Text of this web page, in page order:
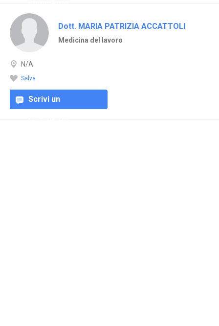
commento
Dott. MARIA PATRIZIA ACCATTOLI
Medicina del lavoro
N/A
Salva
Scrivi un
commento